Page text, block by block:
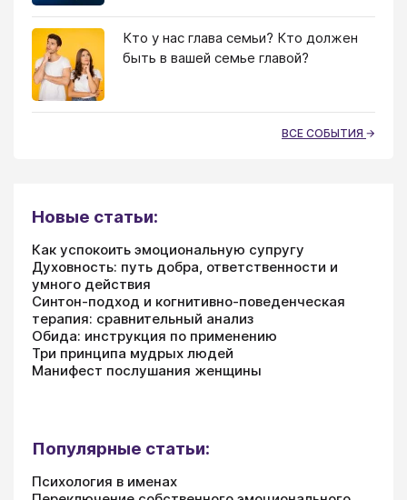
Кто у нас глава семьи? Кто должен
быть в вашей семье главой?
ВСЕ СОБЫТИЯ
Новые статьи:
Как успокоить эмоциональную супругу
Духовность: путь добра, ответственности и
умного действия
Синтон-подход и когнитивно-поведенческая
терапия: сравнительный анализ
Обида: инструкция по применению
Три принципа мудрых людей
Манифест послушания женщины
Популярные статьи:
Психология в именах